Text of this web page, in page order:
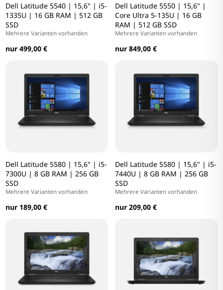
Dell Latitude 5540 | 15,6" | i5-
1335U | 16 GB RAM | 512 GB
SSD
Mehrere Varianten vorhanden
nur 499,00 €
Dell Latitude 5550 | 15,6" |
Core Ultra 5-135U | 16 GB
RAM | 512 GB SSD
Mehrere Varianten vorhanden
nur 849,00 €
Dell Latitude 5580 | 15,6" | i5-
7300U | 8 GB RAM | 256 GB
SSD
Mehrere Varianten vorhanden
nur 189,00 €
Dell Latitude 5580 | 15,6" | i5-
7440U | 8 GB RAM | 256 GB
SSD
Mehrere Varianten vorhanden
nur 209,00 €